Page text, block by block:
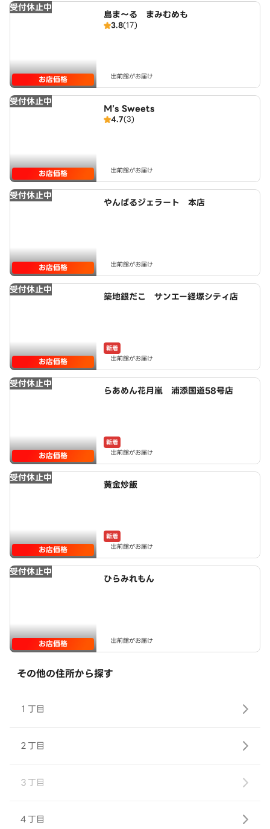
受付休止中
お店価格
島ま～る まみむめも
3.8(17)
出前館がお届け
受付休止中
お店価格
M’s Sweets
4.7(3)
出前館がお届け
受付休止中
お店価格
やんばるジェラート 本店
出前館がお届け
受付休止中
お店価格
築地銀だこ サンエー経塚シティ店
新着
出前館がお届け
受付休止中
お店価格
らあめん花月嵐 浦添国道58号店
新着
出前館がお届け
受付休止中
お店価格
黄金炒飯
新着
出前館がお届け
受付休止中
お店価格
ひらみれもん
出前館がお届け
その他の住所から探す
１丁目
２丁目
３丁目
４丁目